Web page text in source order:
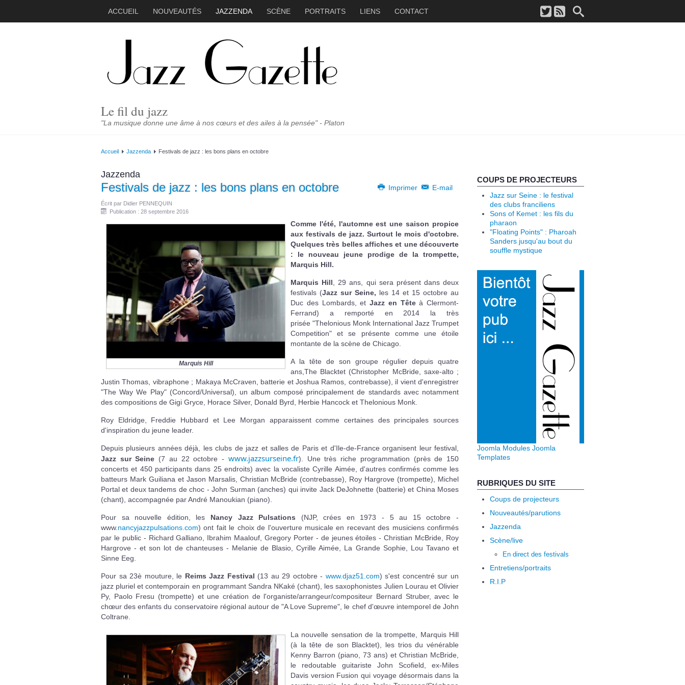
ACCUEIL NOUVEAUTÉS JAZZENDA SCÈNE PORTRAITS LIENS CONTACT
Le fil du jazz
"La musique donne une âme à nos cœurs et des ailes à la pensée" - Platon
Accueil Jazzenda Festivals de jazz : les bons plans en octobre
Jazzenda
Imprimer E-mail
Festivals de jazz : les bons plans en octobre
Écrit par Didier PENNEQUIN
Publication : 28 septembre 2016
Marquis Hill
Comme l'été, l'automne est une saison propice
aux festivals de jazz. Surtout le mois d'octobre.
Quelques très belles affiches et une découverte
: le nouveau jeune prodige de la trompette,
Marquis Hill.
Marquis Hill , 29 ans, qui sera présent dans deux
festivals (Jazz sur Seine, les 14 et 15 octobre au
Duc des Lombards, et Jazz en Têteà Clermont-
Ferrand) a remporté en 2014 la très
prisée "Thelonious Monk International Jazz Trumpet
Competition" et se présente comme une étoile
montante de la scène de Chicago.
A la tête de son groupe régulier depuis quatre
ans,The Blacktet (Christopher McBride, saxe-alto ;
Justin Thomas, vibraphone ; Makaya McCraven, batterie et Joshua Ramos, contrebasse), il vient d'enregistrer
"The Way We Play" (Concord/Universal), un album composé principalement de standards avec notamment
des compositions de Gigi Gryce, Horace Silver, Donald Byrd, Herbie Hancock et Thelonious Monk.
Roy Eldridge, Freddie Hubbard et Lee Morgan apparaissent comme certaines des principales sources
d'inspiration du jeune leader.
Depuis plusieurs années déjà, les clubs de jazz et salles de Paris et d'Ile-de-France organisent leur festival,
Jazz sur Seine (7 au 22 octobre - www.jazzsurseine.fr). Une très riche programmation (près de 150
concerts et 450 participants dans 25 endroits) avec la vocaliste Cyrille Aimée, d'autres confirmés comme les
batteurs Mark Guiliana et Jason Marsalis, Christian McBride (contrebasse), Roy Hargrove (trompette), Michel
Portal et deux tandems de choc - John Surman (anches) qui invite Jack DeJohnette (batterie) et China Moses
(chant), accompagnée par André Manoukian (piano).
Pour sa nouvelle édition, les Nancy Jazz Pulsations (NJP, crées en 1973 - 5 au 15 octobre -
www. nancyjazzpulsations.com) ont fait le choix de l'ouverture musicale en recevant des musiciens confirmés
par le public - Richard Galliano, Ibrahim Maalouf, Gregory Porter - de jeunes étoiles - Christian McBride, Roy
Hargrove - et son lot de chanteuses - Melanie de Blasio, Cyrille Aimée, La Grande Sophie, Lou Tavano et
Sinne Eeg.
Pour sa 23è mouture, le Reims Jazz Festival (13 au 29 octobre - www.djaz51.com) s'est concentré sur un
jazz pluriel et contemporain en programmant Sandra NKaké (chant), les saxophonistes Julien Lourau et Olivier
Py, Paolo Fresu (trompette) et une création de l'organiste/arrangeur/compositeur Bernard Struber, avec le
chœur des enfants du conservatoire régional autour de "A Love Supreme", le chef d'œuvre intemporel de John
Coltrane.
La nouvelle sensation de la trompette, Marquis Hill
(à la tête de son Blacktet), les trios du vénérable
Kenny Barron (piano, 73 ans) et Christian McBride,
le redoutable guitariste John Scofield, ex-Miles
Davis version Fusion qui voyage désormais dans la
COUPS DE PROJECTEURS
Jazz sur Seine : le festival
des clubs franciliens
Sons of Kemet : les fils du
pharaon
"Floating Points" : Pharoah
Sanders jusqu'au bout du
souffle mystique
Joomla Modules Joomla
Templates
RUBRIQUES DU SITE
Coups de projecteurs
Nouveautés/parutions
Jazzenda
Scène/live
En direct des festivals
Entretiens/portraits
R.I.P